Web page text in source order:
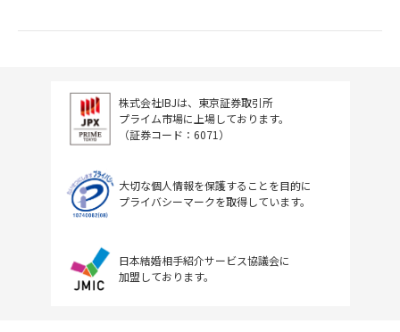
株式会社IBJは、東京証券取引所
プライム市場に上場しております。
（証券コード：6071）
大切な個人情報を保護することを目的に
プライバシーマークを取得しています。
日本結婚相手紹介サービス協議会に
加盟しております。